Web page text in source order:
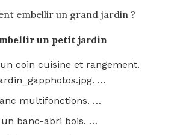
embellir un grand jardin ?
un petit jardin
coin cuisine et rangement.
…
multifonctions. …
banc-abri bois. …